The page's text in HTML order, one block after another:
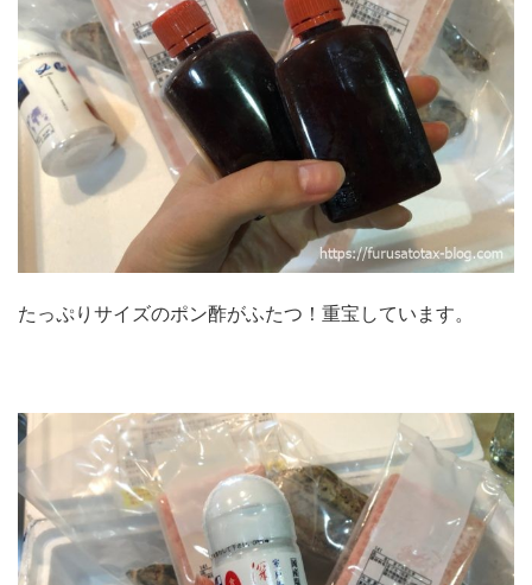
たっぷりサイズのポン酢がふたつ！重宝しています。